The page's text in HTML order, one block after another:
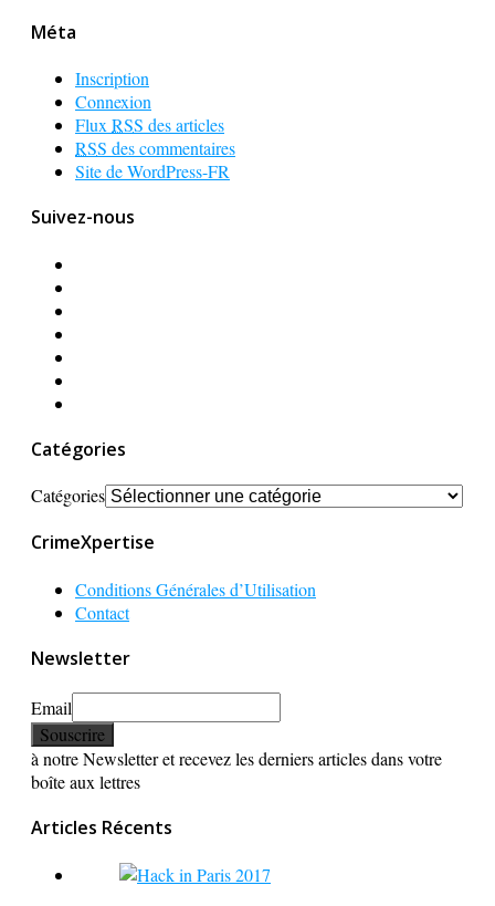
Méta
Inscription
Connexion
Flux RSS des articles
RSS des commentaires
Site de WordPress-FR
Suivez-nous
Catégories
Catégories
CrimeXpertise
Conditions Générales d’Utilisation
Contact
Newsletter
Email
à notre Newsletter et recevez les derniers articles dans votre
boîte aux lettres
Articles Récents